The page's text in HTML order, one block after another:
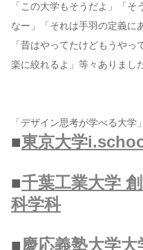
「この大学もそうだよ」「
なー」「それは手羽の定義に
「昔はやってたけどもうや
楽に絞れるよ」等々ありま
「デザイン思考が学べる大学
■東京大学
■千葉工業大学
科学科
■慶応義塾大学